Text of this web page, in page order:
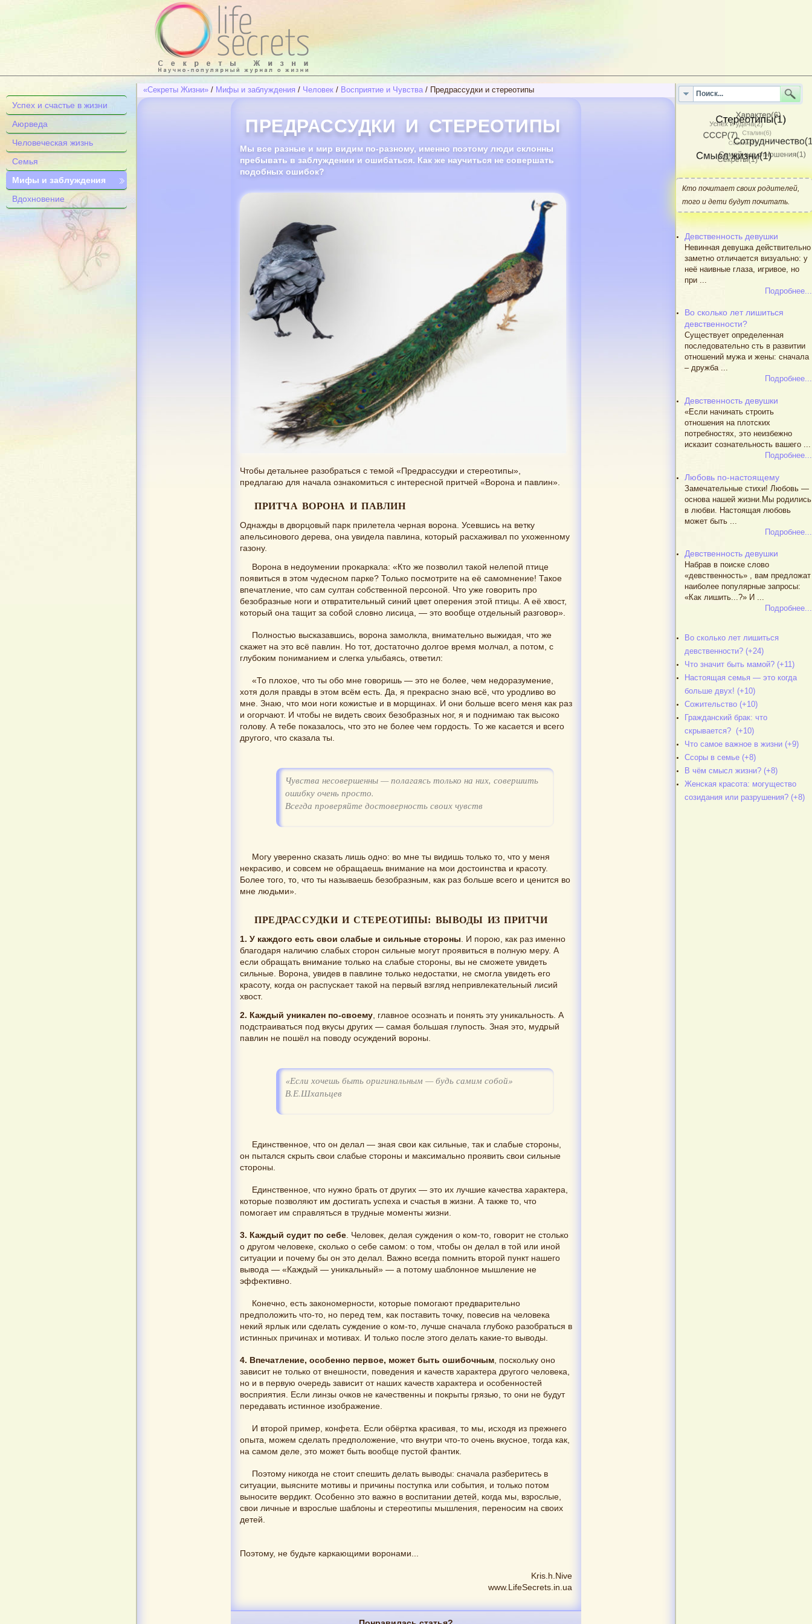
«Секреты Жизни» / Мифы и заблуждения / Человек / Восприятие и Чувства / Предрассудки и стереотипы
ПРЕДРАССУДКИ И СТЕРЕОТИПЫ
Мы все разные и мир видим по-разному, именно поэтому люди склонны
пребывать в заблуждении и ошибаться. Как же научиться не совершать
подобных ошибок?
Чтобы детальнее разобраться с темой «Предрассудки и стереотипы»,
предлагаю для начала ознакомиться с интересной притчей «Ворона и павлин».
ПРИТЧА ВОРОНА И ПАВЛИН
Однажды в дворцовый парк прилетела черная ворона. Усевшись на ветку
апельсинового дерева, она увидела павлина, который расхаживал по ухоженному
газону.
Ворона в недоумении прокаркала: «Кто же позволил такой нелепой птице
появиться в этом чудесном парке? Только посмотрите на её самомнение! Такое
впечатление, что сам султан собственной персоной. Что уже говорить про
безобразные ноги и отвратительный синий цвет оперения этой птицы. А её хвост,
который она тащит за собой словно лисица, — это вообще отдельный разговор».
Полностью высказавшись, ворона замолкла, внимательно выжидая, что же
скажет на это всё павлин. Но тот, достаточно долгое время молчал, а потом, с
глубоким пониманием и слегка улыбаясь, ответил:
«То плохое, что ты обо мне говоришь — это не более, чем недоразумение,
хотя доля правды в этом всём есть. Да, я прекрасно знаю всё, что уродливо во
мне. Знаю, что мои ноги кожистые и в морщинах. И они больше всего меня как раз
и огорчают. И чтобы не видеть своих безобразных ног, я и поднимаю так высоко
голову. А тебе показалось, что это не более чем гордость. То же касается и всего
другого, что сказала ты.
Чувства несовершенны — полагаясь только на них, совершить
ошибку очень просто.
Всегда проверяйте достоверность своих чувств
Могу уверенно сказать лишь одно: во мне ты видишь только то, что у меня
некрасиво, и совсем не обращаешь внимание на мои достоинства и красоту.
Более того, то, что ты называешь безобразным, как раз больше всего и ценится во
мне людьми».
ПРЕДРАССУДКИ И СТЕРЕОТИПЫ: ВЫВОДЫ ИЗ ПРИТЧИ
1. У каждого есть свои слабые и сильные стороны. И порою, как раз именно
благодаря наличию слабых сторон сильные могут проявиться в полную меру. А
если обращать внимание только на слабые стороны, вы не сможете увидеть
сильные. Ворона, увидев в павлине только недостатки, не смогла увидеть его
красоту, когда он распускает такой на первый взгляд непривлекательный лисий
хвост.
2. Каждый уникален по-своему, главное осознать и понять эту уникальность. А
подстраиваться под вкусы других — самая большая глупость. Зная это, мудрый
павлин не пошёл на поводу осуждений вороны.
«Если хочешь быть оригинальным — будь самим собой»
В.Е.Шхапьцев
Единственное, что он делал — зная свои как сильные, так и слабые стороны,
он пытался скрыть свои слабые стороны и максимально проявить свои сильные
стороны.
Единственное, что нужно брать от других — это их лучшие качества характера,
которые позволяют им достигать успеха и счастья в жизни. А также то, что
помогает им справляться в трудные моменты жизни.
3. Каждый судит по себе. Человек, делая суждения о ком-то, говорит не столько
о другом человеке, сколько о себе самом: о том, чтобы он делал в той или иной
ситуации и почему бы он это делал. Важно всегда помнить второй пункт нашего
вывода — «Каждый — уникальный» — а потому шаблонное мышление не
эффективно.
Конечно, есть закономерности, которые помогают предварительно
предположить что-то, но перед тем, как поставить точку, повесив на человека
некий ярлык или сделать суждение о ком-то, лучше сначала глубоко разобраться в
истинных причинах и мотивах. И только после этого делать какие-то выводы.
4. Впечатление, особенно первое, может быть ошибочным, поскольку оно
зависит не только от внешности, поведения и качеств характера другого человека,
но и в первую очередь зависит от наших качеств характера и особенностей
восприятия. Если линзы очков не качественны и покрыты грязью, то они не будут
передавать истинное изображение.
И второй пример, конфета. Если обёртка красивая, то мы, исходя из прежнего
опыта, можем сделать предположение, что внутри что-то очень вкусное, тогда как,
на самом деле, это может быть вообще пустой фантик.
Поэтому никогда не стоит спешить делать выводы: сначала разберитесь в
ситуации, выясните мотивы и причины поступка или события, и только потом
выносите вердикт. Особенно это важно в воспитании детей, когда мы, взрослые,
свои личные и взрослые шаблоны и стереотипы мышления, переносим на своих
детей.
Поэтому, не будьте каркающими воронами...
Kris.h.Nive
www.LifeSecrets.in.ua
Успех и счастье в жизни
Аюрведа
Человеческая жизнь
Семья
Мифы и заблуждения
Вдохновение
Кто почитает своих родителей,
того и дети будут почитать.
Девственность девушки
Невинная девушка действительно
заметно отличается визуально: у
неё наивные глаза, игривое, но
при ...
Подробнее...
Во сколько лет лишиться
девственности?
Существует определенная
последовательно сть в развитии
отношений мужа и жены: сначала
– дружба ...
Подробнее...
Девственность девушки
«Если начинать строить
отношения на плотских
потребностях, это неизбежно
исказит сознательность вашего ...
Подробнее...
Любовь по-настоящему
Замечательные стихи! Любовь —
основа нашей жизни.Мы родились
в любви. Настоящая любовь
может быть ...
Подробнее...
Девственность девушки
Набрав в поиске слово
«девственность» , вам предложат
наиболее популярные запросы:
«Как лишить...?» И ...
Подробнее...
Во сколько лет лишиться
девственности? (+24)
Что значит быть мамой? (+11)
Настоящая семья — это когда
больше двух! (+10)
Сожительство (+10)
Гражданский брак: что
скрывается? (+10)
Что самое важное в жизни (+9)
Ссоры в семье (+8)
В чём смысл жизни? (+8)
Женская красота: могущество
созидания или разрушения? (+8)